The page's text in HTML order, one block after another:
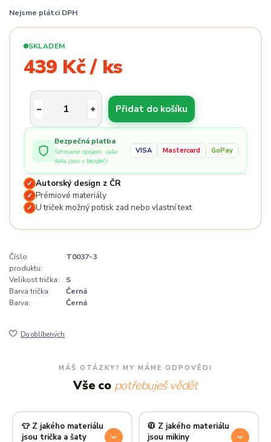
Nejsme plátci DPH
SKLADEM
439 Kč / ks
Přidat do košíku
Bezpečná platba
Šifrované spojení, vaše
data jsou v bezpečí
VISA Mastercard GoPay
✓ Autorský design z ČR
✓ Prémiové materiály
✓ U triček možný potisk zad nebo vlastní text
Číslo
produktu:
T0037-3
Velikost trička:
S
Barva trička:
Černá
Barva:
Černá
Do oblíbených
MÁŠ OTÁZKY? MY MÁME ODPOVĚDI
Vše co potřebuješ vědět
👕 Z jakého materiálu
jsou trička a šaty
🧥 Z jakého materiálu
jsou mikiny